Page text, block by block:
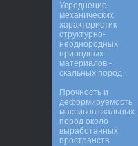
Усреднение
механических
характеристик
структурно-
неоднородных
природных
материалов -
скальных пород
Прочность и
деформируемость
массивов скальных
пород около
выработанных
пространств